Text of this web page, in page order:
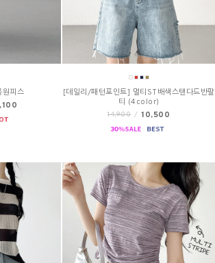
원피스
[데일리/패턴포인트] 멀티ST배색스탠다드반팔
티 (4color)
14,900 / 10,500